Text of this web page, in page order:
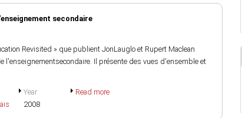
secondaire
Revisited » que publient JonLauglo et Rupert Maclean
l'enseignementsecondaire. Il présente des vues d'ensemble et
Year
2008
Read more